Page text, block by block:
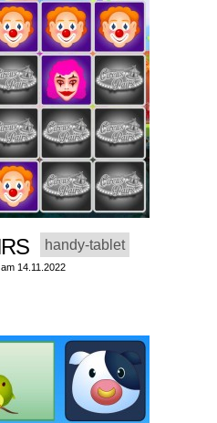
handy-tablet
14.11.2022